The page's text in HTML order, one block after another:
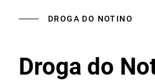
DROGA DO NOTINO
Droga do